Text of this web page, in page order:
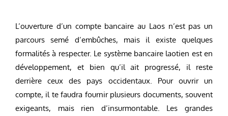
L’ouverture d’un compte bancaire au Laos n’est pas un
parcours semé d’embûches, mais il existe quelques
formalités à respecter. Le système bancaire laotien est en
développement, et bien qu’il ait progressé, il reste
derrière ceux des pays occidentaux. Pour ouvrir un
compte, il te faudra fournir plusieurs documents, souvent
exigeants, mais rien d’insurmontable. Les grandes